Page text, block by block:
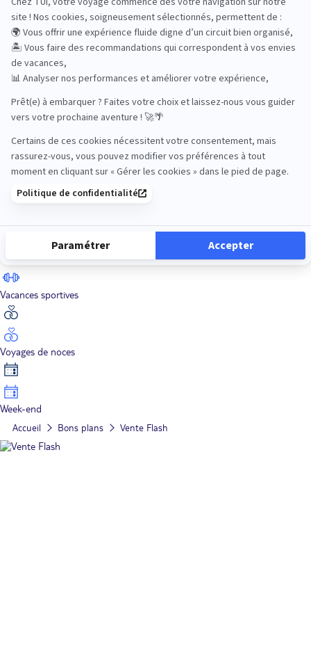
Road Trips
Safari
Sénior
Vacances sportives
Voyages de noces
Week-end
Accueil Bons plans Vente Flash